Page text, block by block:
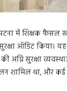
में शिक्षक फैसल
ऑडिट
अग्नि सुरक्षा
शामिल था, और